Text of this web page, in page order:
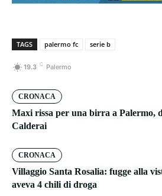
TAGS palermo fc serie b
19.3 C Palermo
CRONACA
Maxi rissa per una birra a Palermo,
Calderai
CRONACA
Villaggio Santa Rosalia: fugge alla
aveva 4 chili di droga